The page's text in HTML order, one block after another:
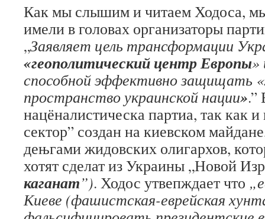
Как мы слышим и читаем Ходоса,
имели в головах организаторы
„Заявляет цель трансформации
«геополитический центр Европы»
способной эффективно защищать
пространство украинской нации».”
нацёналистическа партиа, так как
сектор” создан на киевском
дењгами жидовских олигархов,
хотят сделат из Украины „Новой
каганат”). Ходос утвепждает что
Киеве (фашистская-еврейская